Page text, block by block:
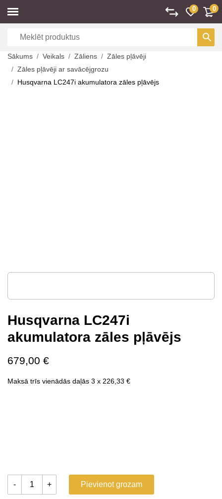
0 0
Sākums Veikals Zāliens
Zāles pļāvēji
Zāles pļāvēji ar savācējgrozu
Husqvarna LC247i akumulatora zāles pļāvējs
Husqvarna LC247i
akumulatora zāles pļāvējs
Maksā trīs vienādās daļās 3 x 226,33 €
679,00 €
- + Pievienot grozam